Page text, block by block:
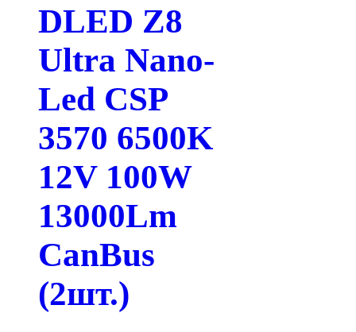
DLED Z8
Ultra Nano-
Led CSP
3570 6500K
12V 100W
13000Lm
CanBus
(2шт.)